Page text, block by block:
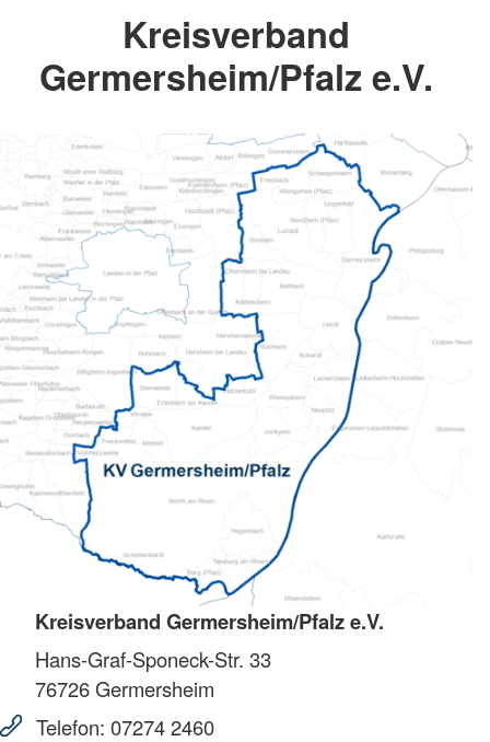
Kreisverband
Germersheim/Pfalz e.V.
Kreisverband Germersheim/Pfalz e.V.
Hans-Graf-Sponeck-Str. 33
76726Germersheim
Telefon: 07274 2460